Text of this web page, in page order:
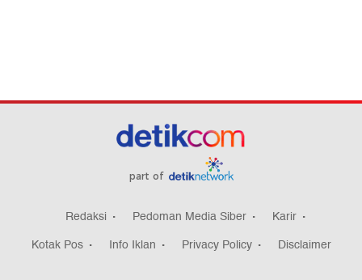
part of
Redaksi Pedoman Media Siber
Karir
Kotak Pos
Info Iklan Privacy Policy Disclaimer